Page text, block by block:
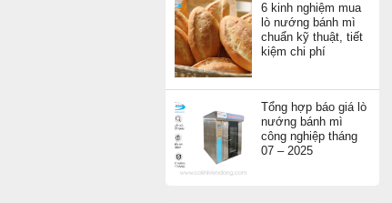
6 kinh nghiệm mua
lò nướng bánh mì
chuẩn kỹ thuật, tiết
kiệm chi phí
Tổng hợp báo giá lò
nướng bánh mì
công nghiệp tháng
07 – 2025